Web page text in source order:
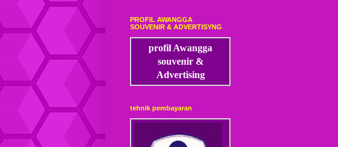
PROFIL AWANGGA
SOUVENIR & ADVERTISYNG
profil Awangga
souvenir &
Advertising
tehnik pembayaran